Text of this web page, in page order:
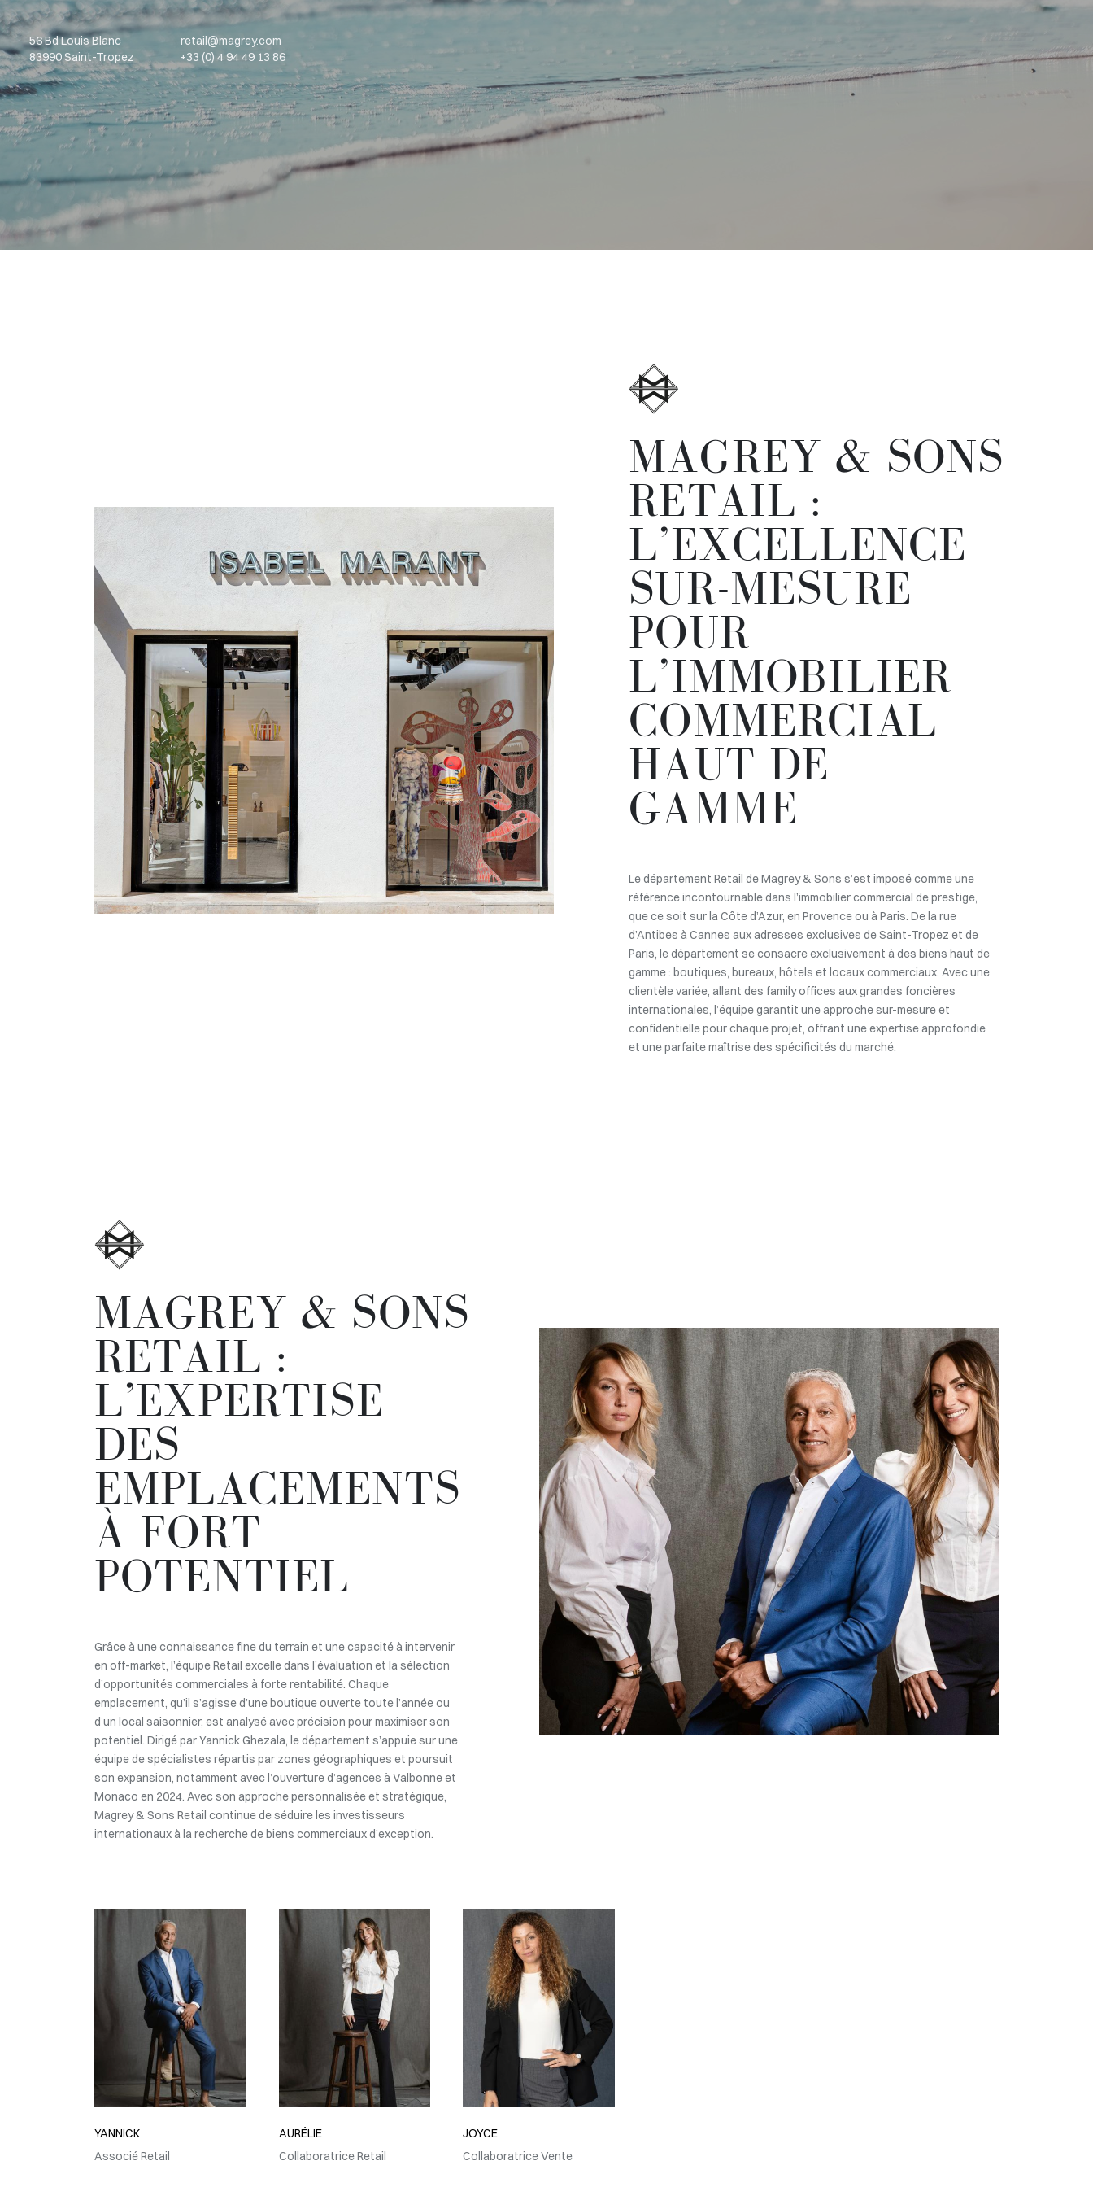
56 Bd Louis Blanc
83990 Saint-Tropez
retail@magrey.com
+33 (0) 4 94 49 13 86
MAGREY & SONS
RETAIL :
L’EXCELLENCE
SUR-MESURE
POUR
L’IMMOBILIER
COMMERCIAL
HAUT DE
GAMME
Le département Retail de Magrey & Sons s’est imposé comme une
référence incontournable dans l’immobilier commercial de prestige,
que ce soit sur la Côte d’Azur, en Provence ou à Paris. De la rue
d’Antibes à Cannes aux adresses exclusives de Saint-Tropez et de
Paris, le département se consacre exclusivement à des biens haut de
gamme : boutiques, bureaux, hôtels et locaux commerciaux. Avec une
clientèle variée, allant des family offices aux grandes foncières
internationales, l’équipe garantit une approche sur-mesure et
confidentielle pour chaque projet, offrant une expertise approfondie
et une parfaite maîtrise des spécificités du marché.
MAGREY & SONS
RETAIL :
L’EXPERTISE
DES
EMPLACEMENTS
À FORT
POTENTIEL
Grâce à une connaissance fine du terrain et une capacité à intervenir
en off-market, l’équipe Retail excelle dans l’évaluation et la sélection
d’opportunités commerciales à forte rentabilité. Chaque
emplacement, qu’il s’agisse d’une boutique ouverte toute l’année ou
d’un local saisonnier, est analysé avec précision pour maximiser son
potentiel. Dirigé par Yannick Ghezala, le département s’appuie sur une
équipe de spécialistes répartis par zones géographiques et poursuit
son expansion, notamment avec l’ouverture d’agences à Valbonne et
Monaco en 2024. Avec son approche personnalisée et stratégique,
Magrey & Sons Retail continue de séduire les investisseurs
internationaux à la recherche de biens commerciaux d’exception.
YANNICK
Associé Retail
AURÉLIE
Collaboratrice Retail
JOYCE
Collaboratrice Vente